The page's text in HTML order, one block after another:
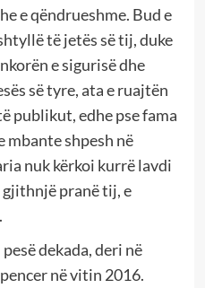
e qëndrueshme. Bud e
të jetës së tij, duke
e sigurisë dhe
së tyre, ata e ruajtën
publikut, edhe pse fama
mbante shpesh në
nuk kërkoi kurrë lavdi
pranë tij, e
dekada, deri në
në vitin 2016.